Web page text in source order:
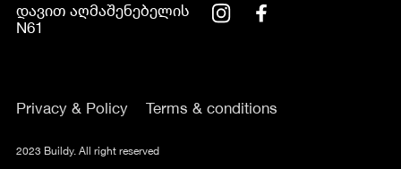
დავით აღმაშენებელის
N61
Privacy & Policy Terms & conditions
2023 Buildy. All right reserved